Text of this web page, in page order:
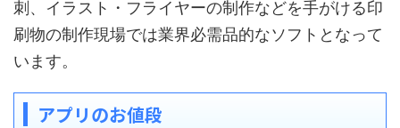
刺、イラスト・フライヤーの制作などを手がける印
刷物の制作現場では業界必需品的なソフトとなって
います。
アプリのお値段